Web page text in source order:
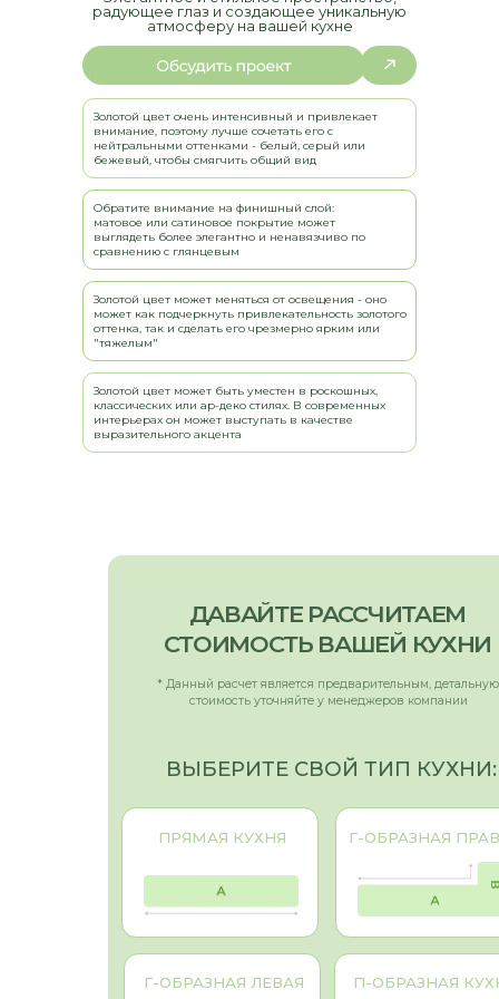
радующее глаз и создающее уникальную
атмосферу на вашей кухне
Золотой цвет может быть уместен в роскошных,
классических или ар-деко стилях. В современных
интерьерах он может выступать в качестве
выразительного акцента
Золотой цвет может меняться от освещения - оно
может как подчеркнуть привлекательность золотого
оттенка, так и сделать его чрезмерно ярким или
"тяжелым"
Обратите внимание на финишный слой:
матовое или сатиновое покрытие может
выглядеть более элегантно и ненавязчиво по
сравнению с глянцевым
Золотой цвет очень интенсивный и привлекает
внимание, поэтому лучше сочетать его с
нейтральными оттенками - белый, серый или
бежевый, чтобы смягчить общий вид
Г-ОБРАЗНАЯ ЛЕВАЯ П-ОБРАЗНАЯ КУХНЯ
* Данный расчет является предварительным, детальную
стоимость уточняйте у менеджеров компании
ДАВАЙТЕ РАССЧИТАЕМ
СТОИМОСТЬ ВАШЕЙ КУХНИ